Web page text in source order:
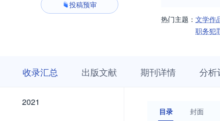
投稿预审
热门主题： 文学作
职务犯
收录汇总 出版文献 期刊详情 分析
2021
2021
目录 封面